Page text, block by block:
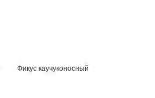
Фикус каучуконосный